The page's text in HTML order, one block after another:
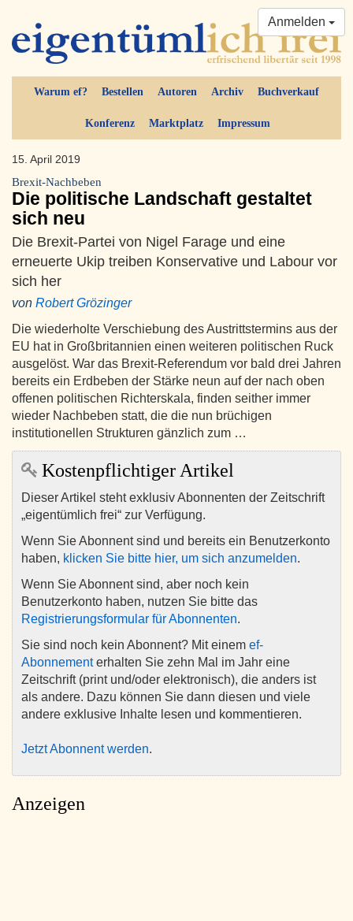
Warum ef? Bestellen Autoren Archiv Buchverkauf
Konferenz Marktplatz Impressum
Anmelden
15. April 2019
Brexit-Nachbeben
Die politische Landschaft gestaltet
sich neu
Die Brexit-Partei von Nigel Farage und eine
erneuerte Ukip treiben Konservative und Labour vor
sich her
von Robert Grözinger
Die wiederholte Verschiebung des Austrittstermins aus der
EU hat in Großbritannien einen weiteren politischen Ruck
ausgelöst. War das Brexit-Referendum vor bald drei Jahren
bereits ein Erdbeben der Stärke neun auf der nach oben
offenen politischen Richterskala, finden seither immer
wieder Nachbeben statt, die die nun brüchigen
institutionellen Strukturen gänzlich zum …
Kostenpflichtiger Artikel
Dieser Artikel steht exklusiv Abonnenten der Zeitschrift
„eigentümlich frei“ zur Verfügung.
Wenn Sie Abonnent sind und bereits ein Benutzerkonto
haben, klicken Sie bitte hier, um sich anzumelden.
Wenn Sie Abonnent sind, aber noch kein
Benutzerkonto haben, nutzen Sie bitte das
Registrierungsformular für Abonnenten.
Sie sind noch kein Abonnent? Mit einem ef-
Abonnementerhalten Sie zehn Mal im Jahr eine
Zeitschrift (print und/oder elektronisch), die anders ist
als andere. Dazu können Sie dann diesen und viele
andere exklusive Inhalte lesen und kommentieren.
Jetzt Abonnent werden.
Anzeigen